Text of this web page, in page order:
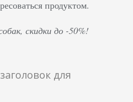
продуктом.
скидки до -50%!
для